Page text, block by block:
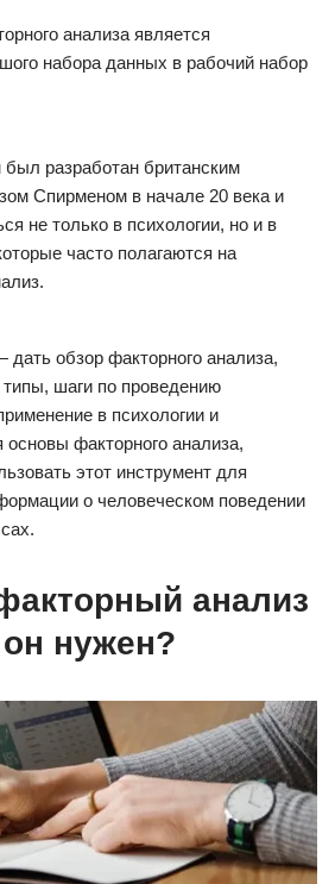
анализа является
набора данных в рабочий набор
разработан британским
Спирменом в начале 20 века и
не только в психологии, но и в
часто полагаются на
обзор факторного анализа,
шаги по проведению
в психологии и
факторного анализа,
этот инструмент для
о человеческом поведении
анализ
нужен?